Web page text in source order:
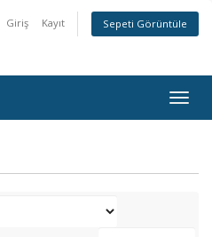
Giriş Kayıt Sepeti Görüntüle